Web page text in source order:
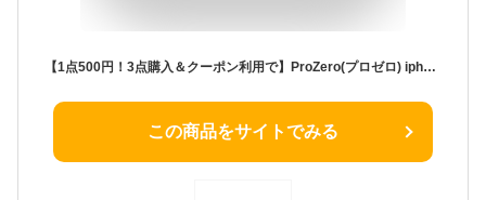
【1点500円！3点購入＆クーポン利用で】ProZero(プロゼロ) iphone 充電 ケーブル 純正 シリコン MFi認証 スマホ ケーブル 60W急速充電 アイホン充電 ケーブル 2m 1m タイプc ケーブル iphone充電コード iphone15充電 ケーブル ipad 充電器 ケーブル
この商品をサイトでみる